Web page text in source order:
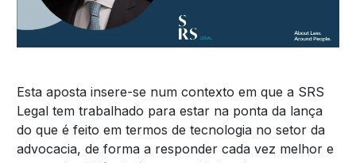
Esta aposta insere-se num contexto em que a SRS
Legal tem trabalhado para estar na ponta da lança
do que é feito em termos de tecnologia no setor da
advocacia, de forma a responder cada vez melhor e